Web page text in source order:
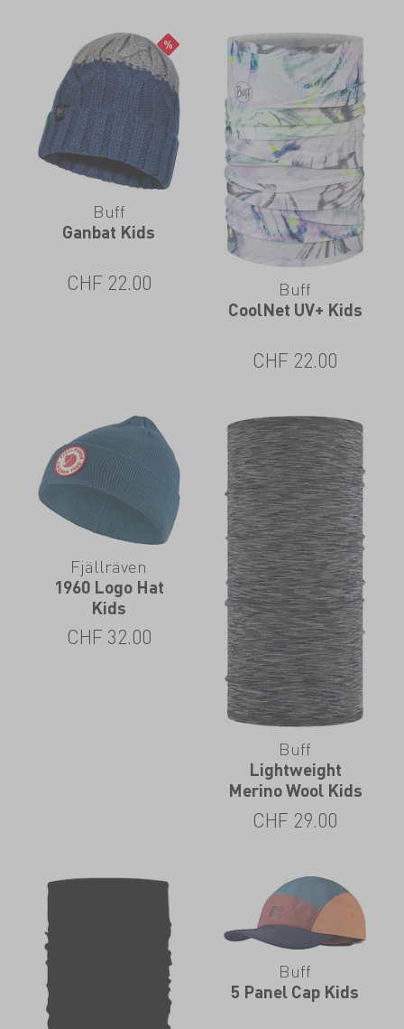
Buff
Ganbat Kids
CHF 22.00 Buff
CoolNet UV+ Kids
CHF 22.00
Fjällräven
1960 Logo Hat
Kids
CHF 32.00
Buff
Lightweight
Merino Wool Kids
CHF 29.00
Buff
5 Panel Cap Kids